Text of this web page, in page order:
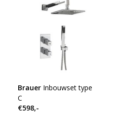
Brauer Inbouwset type
C
€598,-